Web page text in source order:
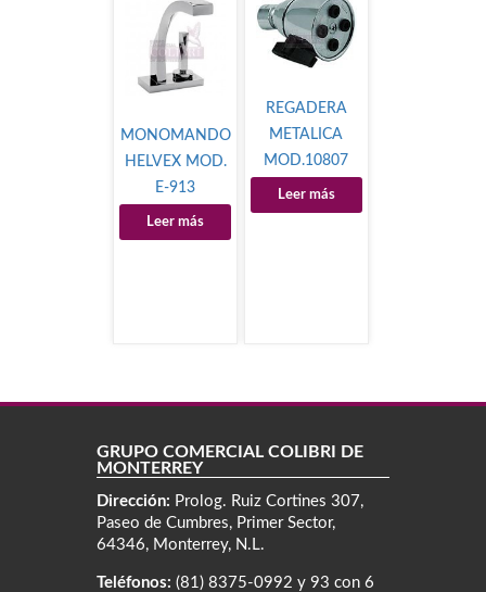
MONOMANDO
HELVEX MOD.
E-913
Leer más
REGADERA
METALICA
MOD.10807
Leer más
GRUPO COMERCIAL COLIBRÍ DE
MONTERREY
Dirección: Prolog. Ruiz Cortines 307,
Paseo de Cumbres, Primer Sector,
64346, Monterrey, N.L.
Teléfonos: (81) 8375-0992 y 93 con 6